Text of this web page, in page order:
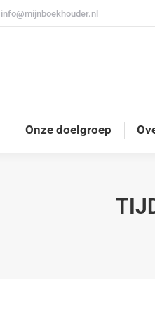
info@mijnboekhouder.nl
Onze doelgroep